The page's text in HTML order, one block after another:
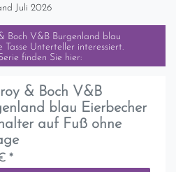
Juli 2026
Boch V&B Burgenland blau
Tasse Unterteller interessiert.
finden Sie hier:
& Boch V&B
blau Eierbecher
auf Fuß ohne
*